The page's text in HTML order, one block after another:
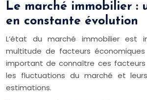
Le marché immobilier :
en constante évolution
L’état du marché immobilier est
multitude de facteurs
important de connaître ces facteurs
les fluctuations du marché et
estimations.